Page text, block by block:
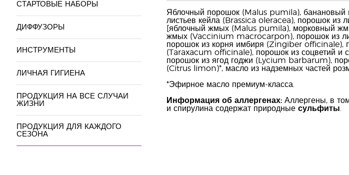
СТАРТОВЫЕ НАБОРЫ
ДИФФУЗОРЫ
ИНСТРУМЕНТЫ
ЛИЧНАЯ ГИГИЕНА
ПРОДУКЦИЯ НА ВСЕ СЛУЧАИ
ЖИЗНИ
ПРОДУКЦИЯ ДЛЯ КАЖДОГО
СЕЗОНА
Яблочный порошок (Malus pumila),
листьев кейла (Brassica oleracea), порошок из
[яблочный жмых (Malus pumila), морковный
жмых (Vaccinium macrocarpon), порошок из
порошок из корня имбиря (Zingiber officinale),
(Taraxacum officinale), порошок из соцветий и
порошок из ягод годжи (Lycium barbarum),
(Citrus limon)*, масло из надземных частей
*Эфирное масло премиум-класса.
Информация об аллергенах: Аллергены, в
и спирулина содержат природные сульфиты